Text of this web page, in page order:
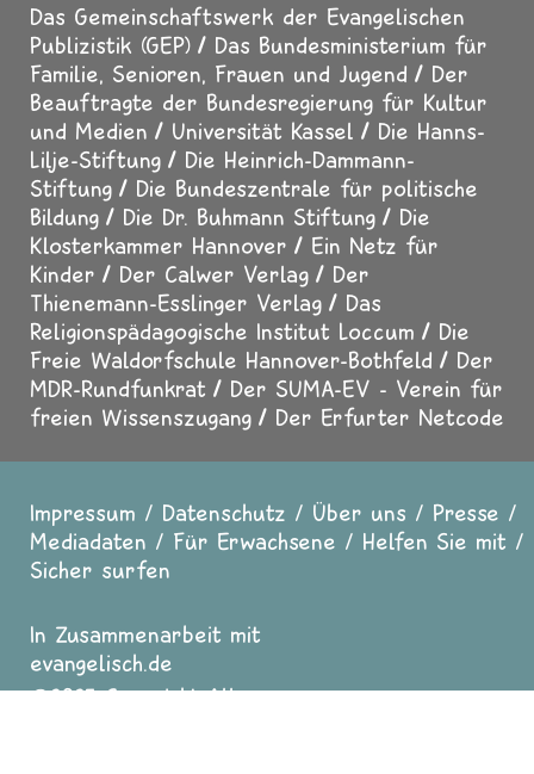
Das Gemeinschaftswerk der Evangelischen
Publizistik (GEP)
Das Bundesministerium für
Familie, Senioren, Frauen und Jugend
Der
Beauftragte der Bundesregierung für Kultur
und Medien
Universität Kassel
Die Hanns-
Lilje-Stiftung
Die Heinrich-Dammann-
Stiftung
Die Bundeszentrale für politische
Bildung
Die Dr. Buhmann Stiftung
Die
Klosterkammer Hannover
Ein Netz für
Kinder
Der Calwer Verlag
Der
Thienemann-Esslinger Verlag
Das
Religionspädagogische Institut Loccum
Die
Freie Waldorfschule Hannover-Bothfeld
Der
MDR-Rundfunkrat
Der SUMA-EV - Verein für
freien Wissenszugang
Der Erfurter Netcode
Fußzeile
Impressum Datenschutz Über uns
Presse
Mediadaten
Für Erwachsene
Helfen Sie mit
Sicher surfen
In Zusammenarbeit mit
evangelisch.de
2025 Copyright All